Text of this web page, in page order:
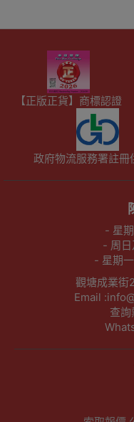
【正版正貨】商標認證
政府物流服務署註冊
- 星
- 周日
- 星期
觀塘成業街
Email
查